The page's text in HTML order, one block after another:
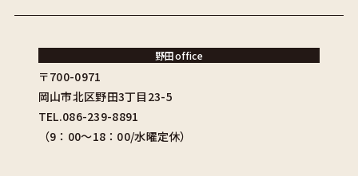
野田office
〒700-0971
岡山市北区野田3丁目23-5
TEL.086-239-8891
（9：00〜18：00/水曜定休）